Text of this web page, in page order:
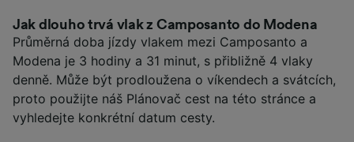
Jak dlouho trvá vlak z Camposanto do Modena
Průměrná doba jízdy vlakem mezi Camposanto a
Modena je 3 hodiny a 31 minut, s přibližně 4 vlaky
denně. Může být prodloužena o víkendech a svátcích,
proto použijte náš Plánovač cest na této stránce a
vyhledejte konkrétní datum cesty.